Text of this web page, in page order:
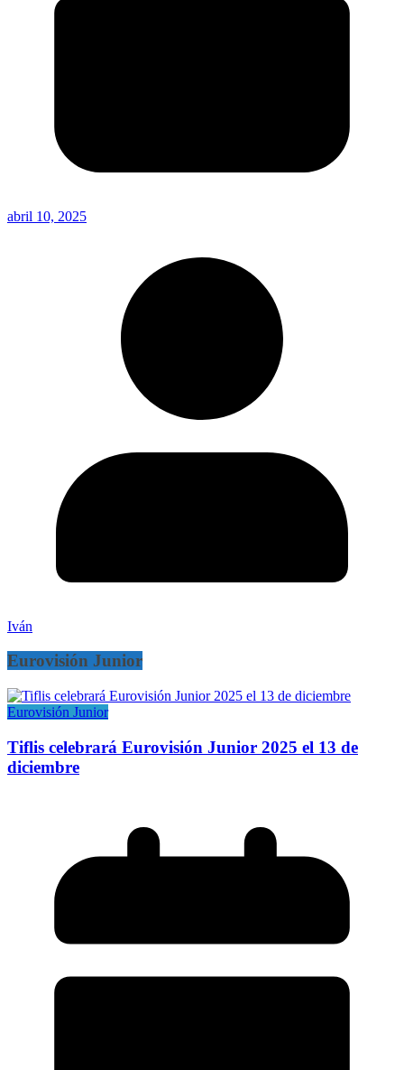
abril 10, 2025
Iván
Eurovisión Junior
Eurovisión Junior
Tiflis celebrará Eurovisión Junior 2025 el 13 de
diciembre